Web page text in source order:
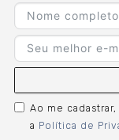
Ao me
a Política de